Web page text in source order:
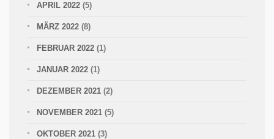
APRIL 2022 (5)
MÄRZ 2022 (8)
FEBRUAR 2022 (1)
JANUAR 2022 (1)
DEZEMBER 2021 (2)
NOVEMBER 2021 (5)
OKTOBER 2021 (3)